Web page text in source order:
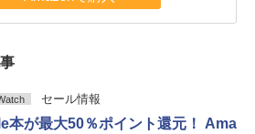
セール情報
本が最大50％ポイント還元！ Ama